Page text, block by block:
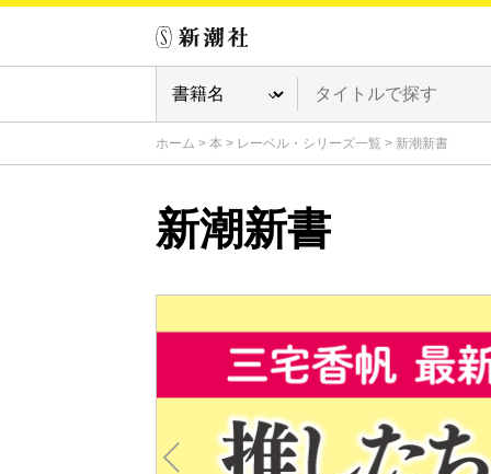
ホーム > 本 > レーベル・シリーズ一覧 > 新潮新書
新潮新書